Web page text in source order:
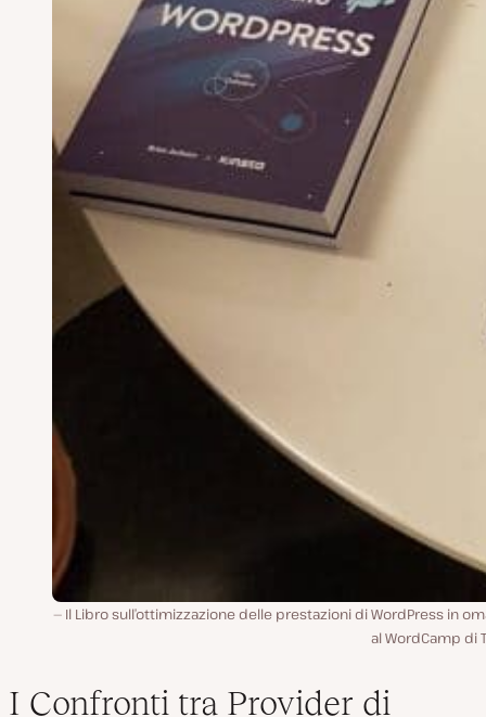
Il Libro sull’ottimizzazione delle prestazioni di WordPress in
al WordCamp di
I Confronti tra Provider di